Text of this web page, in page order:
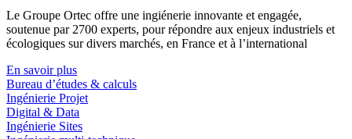
Le Groupe Ortec offre une ingiénerie innovante et engagée,
soutenue par 2700 experts, pour répondre aux enjeux industriels et
écologiques sur divers marchés, en France et à l’international
En savoir plus
Bureau d’études & calculs
Ingénierie Projet
Digital & Data
Ingénierie Sites